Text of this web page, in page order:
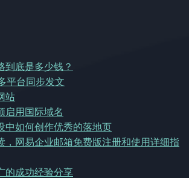
到底是多少钱？
平台同步发文
站
启用国际域名
中如何创作优秀的落地页
，网易企业邮箱免费版注册和使用详细指
的成功经验分享